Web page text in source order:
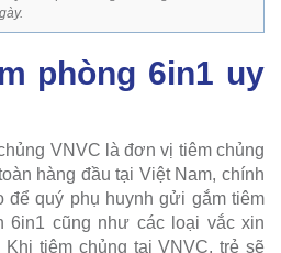
phòng 6in1 uy
VNVC là đơn vị tiêm chủng
hàng đầu tại Việt Nam, chính
để quý phụ huynh gửi gắm tiêm
6in1 cũng như các loại vắc xin
Khi tiêm chủng tại VNVC, trẻ sẽ